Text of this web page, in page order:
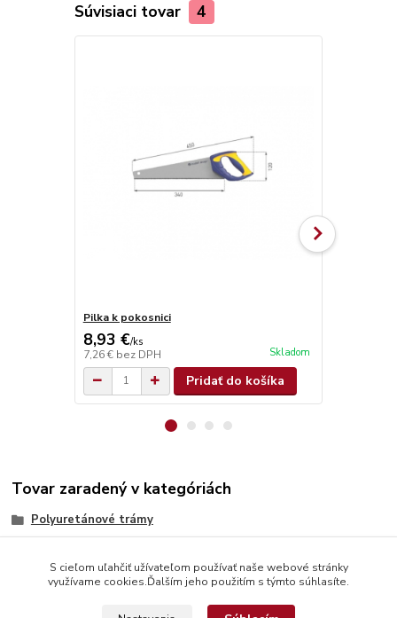
Súvisiaci tovar 4
Pilka k pokosnici
8,93 €/ks
7,26 € bez DPH Skladom
Pridať do košíka
Tovar zaradený v kategóriách
Polyuretánové trámy
S cieľom uľahčiť užívateľom používať naše webové stránky
využívame cookies.Ďalším jeho použitím s týmto súhlasíte.